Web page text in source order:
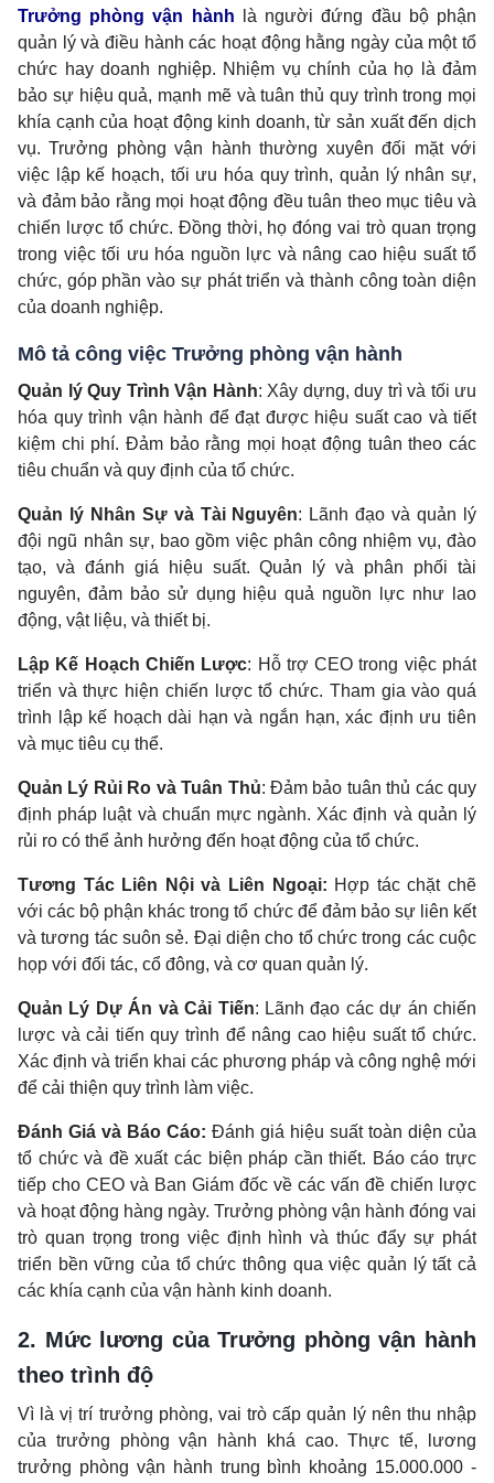
Trưởng phòng vận hành là người đứng đầu bộ phận
quản lý và điều hành các hoạt động hằng ngày của một tổ
chức hay doanh nghiệp. Nhiệm vụ chính của họ là đảm
bảo sự hiệu quả, mạnh mẽ và tuân thủ quy trình trong mọi
khía cạnh của hoạt động kinh doanh, từ sản xuất đến dịch
vụ. Trưởng phòng vận hành thường xuyên đối mặt với
việc lập kế hoạch, tối ưu hóa quy trình, quản lý nhân sự,
và đảm bảo rằng mọi hoạt động đều tuân theo mục tiêu và
chiến lược tổ chức. Đồng thời, họ đóng vai trò quan trọng
trong việc tối ưu hóa nguồn lực và nâng cao hiệu suất tổ
chức, góp phần vào sự phát triển và thành công toàn diện
của doanh nghiệp.
Mô tả công việc Trưởng phòng vận hành
Quản lý Quy Trình Vận Hành: Xây dựng, duy trì và tối ưu
hóa quy trình vận hành để đạt được hiệu suất cao và tiết
kiệm chi phí. Đảm bảo rằng mọi hoạt động tuân theo các
tiêu chuẩn và quy định của tổ chức.
Quản lý Nhân Sự và Tài Nguyên: Lãnh đạo và quản lý
đội ngũ nhân sự, bao gồm việc phân công nhiệm vụ, đào
tạo, và đánh giá hiệu suất. Quản lý và phân phối tài
nguyên, đảm bảo sử dụng hiệu quả nguồn lực như lao
động, vật liệu, và thiết bị.
Lập Kế Hoạch Chiến Lược: Hỗ trợ CEO trong việc phát
triển và thực hiện chiến lược tổ chức. Tham gia vào quá
trình lập kế hoạch dài hạn và ngắn hạn, xác định ưu tiên
và mục tiêu cụ thể.
Quản Lý Rủi Ro và Tuân Thủ: Đảm bảo tuân thủ các quy
định pháp luật và chuẩn mực ngành. Xác định và quản lý
rủi ro có thể ảnh hưởng đến hoạt động của tổ chức.
Tương Tác Liên Nội và Liên Ngoại: Hợp tác chặt chẽ
với các bộ phận khác trong tổ chức để đảm bảo sự liên kết
và tương tác suôn sẻ. Đại diện cho tổ chức trong các cuộc
họp với đối tác, cổ đông, và cơ quan quản lý.
Quản Lý Dự Án và Cải Tiến: Lãnh đạo các dự án chiến
lược và cải tiến quy trình để nâng cao hiệu suất tổ chức.
Xác định và triển khai các phương pháp và công nghệ mới
để cải thiện quy trình làm việc.
Đánh Giá và Báo Cáo: Đánh giá hiệu suất toàn diện của
tổ chức và đề xuất các biện pháp cần thiết. Báo cáo trực
tiếp cho CEO và Ban Giám đốc về các vấn đề chiến lược
và hoạt động hàng ngày. Trưởng phòng vận hành đóng vai
trò quan trọng trong việc định hình và thúc đẩy sự phát
triển bền vững của tổ chức thông qua việc quản lý tất cả
các khía cạnh của vận hành kinh doanh.
2. Mức lương của Trưởng phòng vận hành
theo trình độ
Vì là vị trí trưởng phòng, vai trò cấp quản lý nên thu nhập
của trưởng phòng vận hành khá cao. Thực tế, lương
trưởng phòng vận hành trung bình khoảng 15.000.000 -